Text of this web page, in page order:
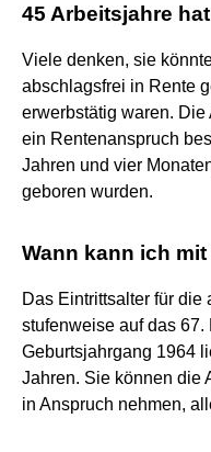
45 Arbeitsjahre
Viele denken, sie
abschlagsfrei in Rente
erwerbstätig waren.
ein Rentenanspruch
Jahren und vier
geboren wurden.
Wann kann ich
Das Eintrittsalter für die
stufenweise auf das
Geburtsjahrgang 1964
Jahren. Sie können die
in Anspruch nehmen,